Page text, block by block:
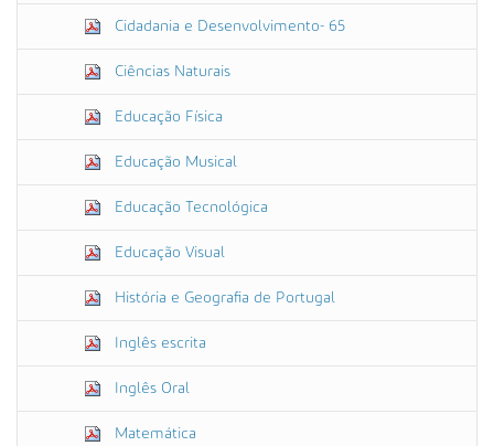
Cidadania e Desenvolvimento- 65
Ciências Naturais
Educação Física
Educação Musical
Educação Tecnológica
Educação Visual
História e Geografia de Portugal
Inglês escrita
Inglês Oral
Matemática